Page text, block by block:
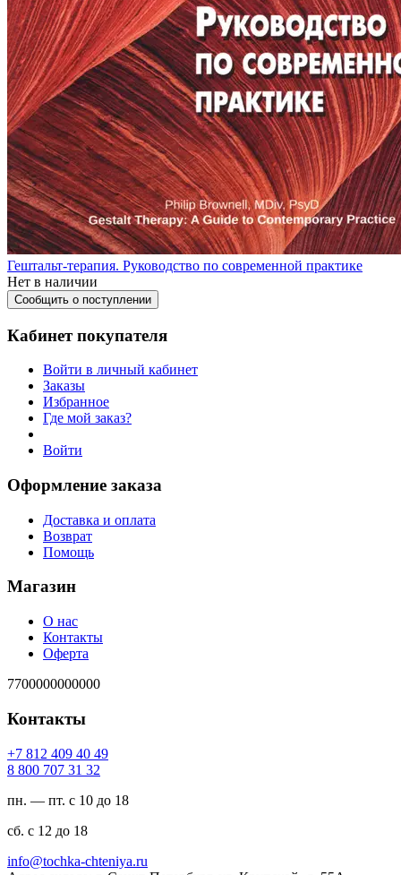
Гештальт-терапия. Руководство по современной практике
Нет в наличии
Сообщить о поступлении
Кабинет покупателя
Войти в личный кабинет
Заказы
Избранное
Где мой заказ?
Войти
Оформление заказа
Доставка и оплата
Возврат
Помощь
Магазин
О нас
Контакты
Оферта
7700000000000
Контакты
94 04 904 218 7+
23 13 707 008 8
пн. — пт. с 10 до 18
сб. с 12 до 18
ur.ayinethc-akhcot@ofni